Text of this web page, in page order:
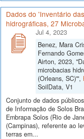
Dados do 'Inventário
hidrográficas, 27
Jul 4, 2023
Benez, Mara
Fernando
Airton, 2023,
microbacias
(Orleans, SC)'",
SoilData, V1
Conjunto de dados
de Informação de Solos
Embrapa Solos (Rio de
(Campinas), referente ao
terras em...